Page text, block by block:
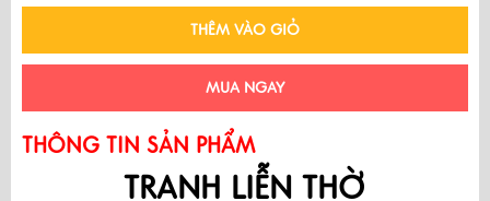
THÊM VÀO GIỎ
MUA NGAY
THÔNG TIN SẢN PHẨM
TRANH LIỄN THỜ